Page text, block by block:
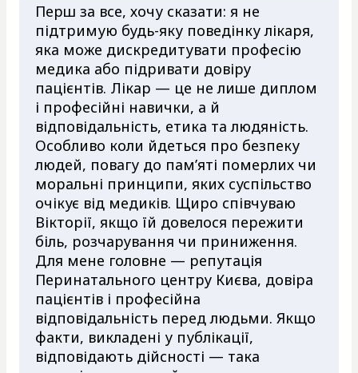
Перш за все, хочу сказати: я не
підтримую будь-яку поведінку лікаря,
яка може дискредитувати професію
медика або підривати довіру
пацієнтів. Лікар — це не лише диплом
і професійні навички, а й
відповідальність, етика та людяність.
Особливо коли йдеться про безпеку
людей, повагу до пам’яті померлих чи
моральні принципи, яких суспільство
очікує від медиків. Щиро співчуваю
Вікторії, якщо їй довелося пережити
біль, розчарування чи приниження.
Для мене головне — репутація
Перинатального центру Києва, довіра
пацієнтів і професійна
відповідальність перед людьми. Якщо
факти, викладені у публікації,
відповідають дійсності — така